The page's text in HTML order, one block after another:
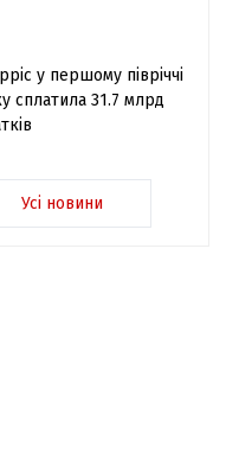
у першому півріччі
сплатила 31.7 млрд
Усі новини